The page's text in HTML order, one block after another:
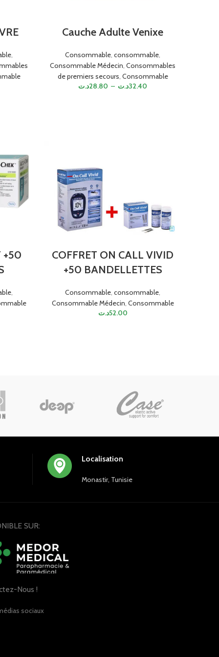
,
Cauche Adulte Venixe
Consommable,consommable,
Consommable Médecin,Consommables
de premiers secours, Consommable
28.80د.ت – 32.40د.ت
+50
,
COFFRET ON CALL VIVID
+50 BANDELLETTES
Consommable,consommable,
Consommable Médecin, Consommable
52.00د.ت
Localisation
Monastir, Tunisie
SUR:
Nous !
sociaux